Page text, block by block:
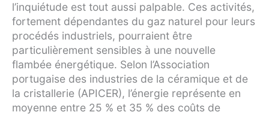
l’inquiétude est tout aussi palpable. Ces activités,
fortement dépendantes du gaz naturel pour leurs
procédés industriels, pourraient être
particulièrement sensibles à une nouvelle
flambée énergétique. Selon l’Association
portugaise des industries de la céramique et de
la cristallerie (APICER), l’énergie représente en
moyenne entre 25 % et 35 % des coûts de